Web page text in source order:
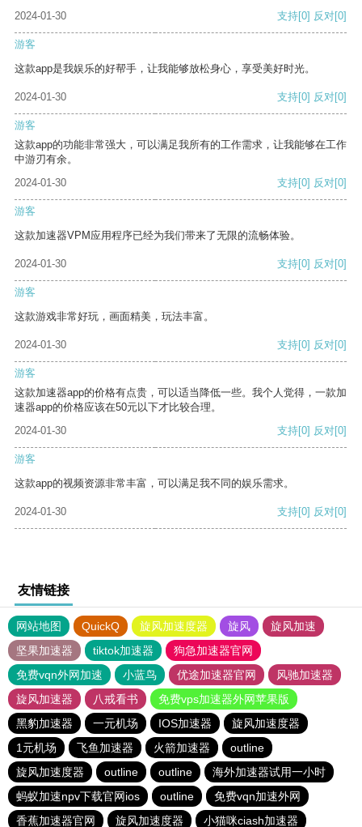
2024-01-30
支持[0] 反对[0]
游客
这款app是我娱乐的好帮手，让我能够放松身心，享受美好时光。
2024-01-30 支持[0] 反对[0]
游客
这款app的功能非常强大，可以满足我所有的工作需求，让我能够在工作
中游刃有余。
2024-01-30
支持[0] 反对[0]
游客
这款加速器VPM应用程序已经为我们带来了无限的流畅体验。
2024-01-30 支持[0] 反对[0]
游客
这款游戏非常好玩，画面精美，玩法丰富。
2024-01-30 支持[0] 反对[0]
游客
这款加速器app的价格有点贵，可以适当降低一些。我个人觉得，一款加
速器app的价格应该在50元以下才比较合理。
2024-01-30
支持[0] 反对[0]
游客
这款app的视频资源非常丰富，可以满足我不同的娱乐需求。
2024-01-30 支持[0] 反对[0]
友情链接
网站地图 QuickQ 旋风加速度器 旋风
旋风加速
坚果加速器
tiktok加速器
狗急加速器官网
免费vqn外网加速
小蓝鸟 优途加速器官网
风驰加速器
旋风加速器
八戒看书
免费vps加速器外网苹果版
黑豹加速器
一元机场 IOS加速器
旋风加速度器
1元机场
飞鱼加速器 火箭加速器
outline
旋风加速度器
outline outline
海外加速器试用一小时
蚂蚁加速npv下载官网ios
outline
免费vqn加速外网
香蕉加速器官网
旋风加速度器 小猫咪ciash加速器